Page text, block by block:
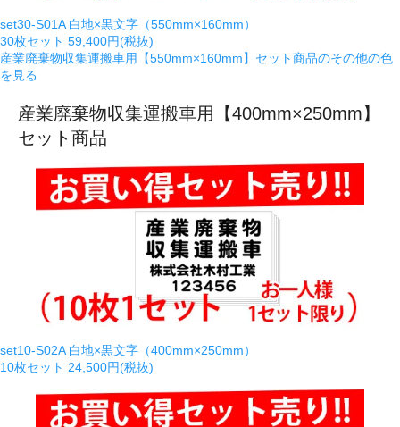
set30-S01A 白地×黒文字（550mm×160mm）
30枚セット 59,400円(税抜)
産業廃棄物収集運搬車用【550mm×160mm】セット商品のその他の色
を見る
産業廃棄物収集運搬車用【400mm×250mm】
セット商品
set10-S02A 白地×黒文字（400mm×250mm）
10枚セット 24,500円(税抜)